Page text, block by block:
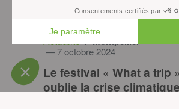
Actualité/ Montpellier
— 7 octobre 2024
Le festival « What a trip »
oublie la crise